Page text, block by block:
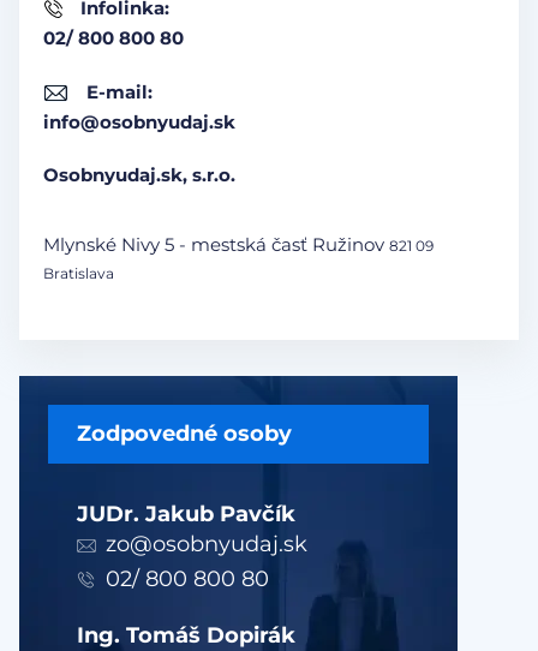
Zodpovedné osoby
JUDr. Jakub Pavčík
zo@osobnyudaj.sk
02/ 800 800 80
Ing. Tomáš Dopirák
Infolinka:
02/ 800 800 80
E-mail:
info@osobnyudaj.sk
Osobnyudaj.sk, s.r.o.
Mlynské Nivy 5 - mestská časť Ružinov 821 09
Bratislava